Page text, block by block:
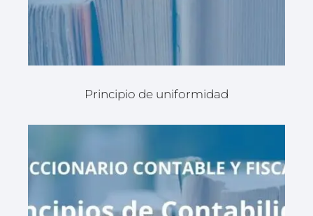
Principio de uniformidad